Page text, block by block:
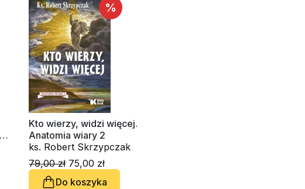
%
Kto wierzy, widzi więcej.
Anatomia wiary 2
ks. Robert Skrzypczak
79,00 zł 75,00 zł
Do koszyka